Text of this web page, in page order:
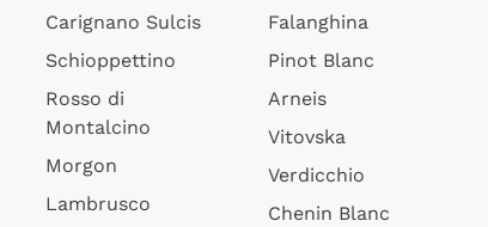
Carignano Sulcis
Schioppettino
Rosso di
Montalcino
Morgon
Lambrusco
Falanghina
Pinot Blanc
Arneis
Vitovska
Verdicchio
Chenin Blanc